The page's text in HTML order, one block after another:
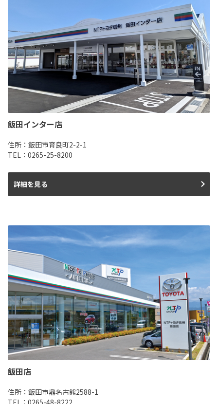
飯田インター店
住所：飯田市育良町2-2-1
TEL：0265-25-8200
詳細を見る
飯田店
住所：飯田市鼎名古熊2588-1
TEL：0265-48-8222